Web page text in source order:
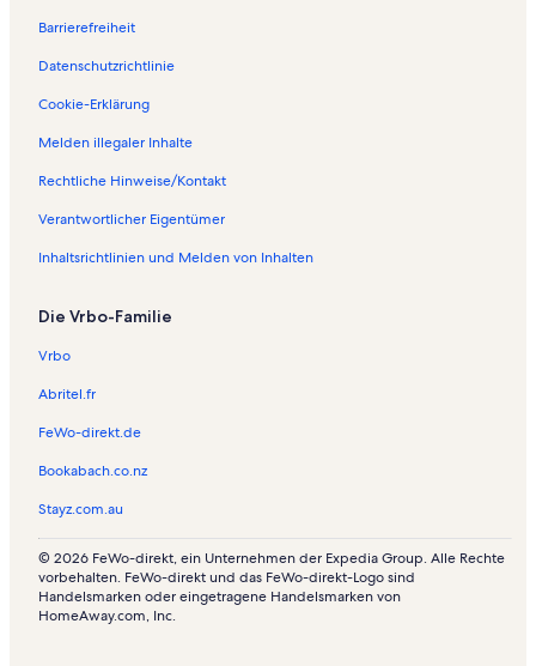
Barrierefreiheit
Datenschutzrichtlinie
Cookie-Erklärung
Melden illegaler Inhalte
Rechtliche Hinweise/Kontakt
Verantwortlicher Eigentümer
Inhaltsrichtlinien und Melden von Inhalten
Die Vrbo-Familie
Vrbo
Abritel.fr
FeWo-direkt.de
Bookabach.co.nz
Stayz.com.au
© 2026 FeWo-direkt, ein Unternehmen der Expedia Group. Alle Rechte
vorbehalten. FeWo-direkt und das FeWo-direkt-Logo sind
Handelsmarken oder eingetragene Handelsmarken von
HomeAway.com, Inc.